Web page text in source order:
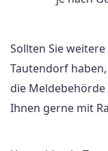
Sollten Sie
Tautendorf
die
Ihnen gerne mit